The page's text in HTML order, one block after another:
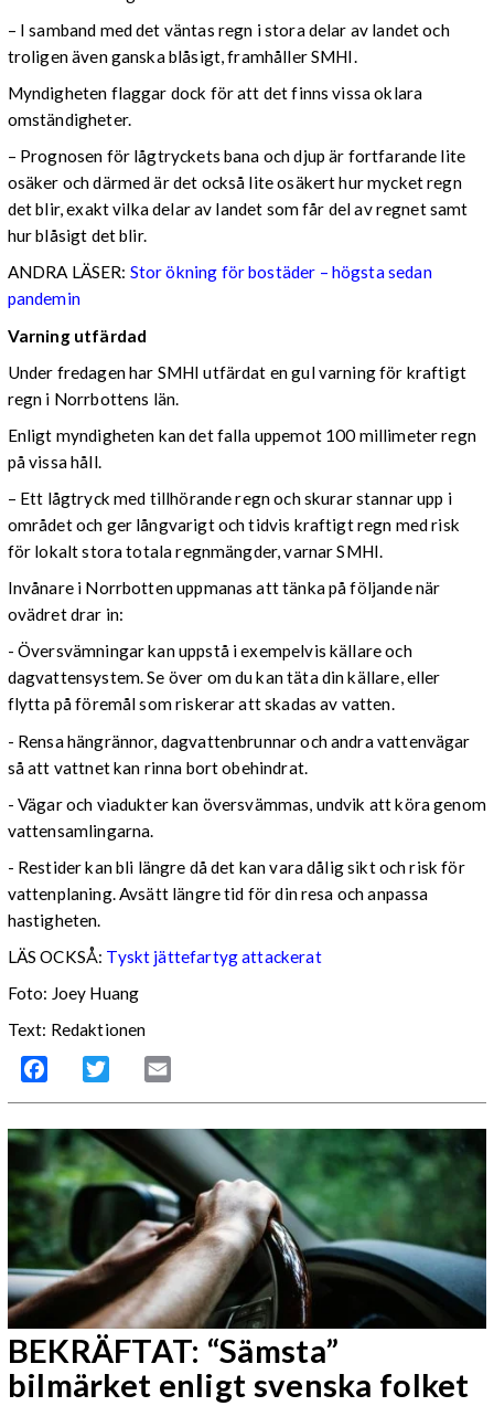
– I samband med det väntas regn i stora delar av landet och
troligen även ganska blåsigt, framhåller SMHI.
Myndigheten flaggar dock för att det finns vissa oklara
omständigheter.
– Prognosen för lågtryckets bana och djup är fortfarande lite
osäker och därmed är det också lite osäkert hur mycket regn
det blir, exakt vilka delar av landet som får del av regnet samt
hur blåsigt det blir.
ANDRA LÄSER: Stor ökning för bostäder – högsta sedan
pandemin
Varning utfärdad
Under fredagen har SMHI utfärdat en gul varning för kraftigt
regn i Norrbottens län.
Enligt myndigheten kan det falla uppemot 100 millimeter regn
på vissa håll.
– Ett lågtryck med tillhörande regn och skurar stannar upp i
området och ger långvarigt och tidvis kraftigt regn med risk
för lokalt stora totala regnmängder, varnar SMHI.
Invånare i Norrbotten uppmanas att tänka på följande när
ovädret drar in:
- Översvämningar kan uppstå i exempelvis källare och
dagvattensystem. Se över om du kan täta din källare, eller
flytta på föremål som riskerar att skadas av vatten.
- Rensa hängrännor, dagvattenbrunnar och andra vattenvägar
så att vattnet kan rinna bort obehindrat.
- Vägar och viadukter kan översvämmas, undvik att köra genom
vattensamlingarna.
- Restider kan bli längre då det kan vara dålig sikt och risk för
vattenplaning. Avsätt längre tid för din resa och anpassa
hastigheten.
LÄS OCKSÅ: Tyskt jättefartyg attackerat
Foto: Joey Huang
Text: Redaktionen
Facebook Twitter
BEKRÄFTAT: “Sämsta”
bilmärket enligt svenska folket